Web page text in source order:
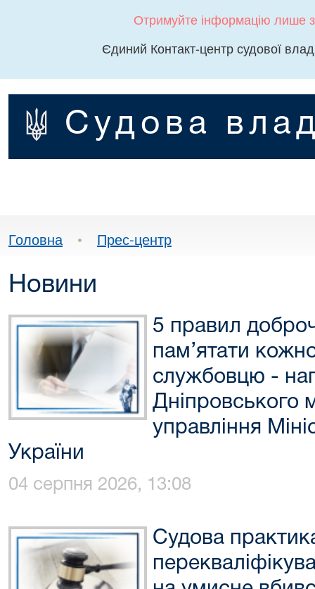
Отримуйте інформацію лише
Єдиний Контакт-центр судової
Судова
Головна • Прес-центр
Новини
5 правил
пам’ятати
службовцю -
Дніпровського
управління
України
04 серпня 2026, 13:08
Судова